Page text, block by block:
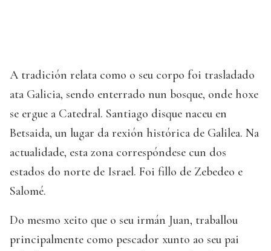
A tradición relata como o seu corpo foi trasladado
ata Galicia, sendo enterrado nun bosque, onde hoxe
se ergue a Catedral. Santiago disque naceu en
Betsaida, un lugar da rexión histórica de Galilea. Na
actualidade, esta zona correspóndese cun dos
estados do norte de Israel. Foi fillo de Zebedeo e
Salomé.
Do mesmo xeito que o seu irmán Juan, traballou
principalmente como pescador xunto ao seu pai